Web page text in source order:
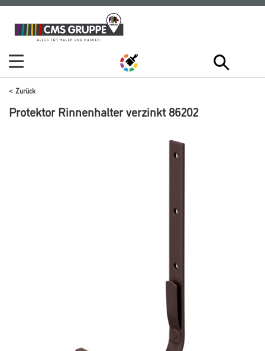
Zum
Inhalt
Zum
Navigationsmenü
Zurück
Protektor Rinnenhalter verzinkt 86202